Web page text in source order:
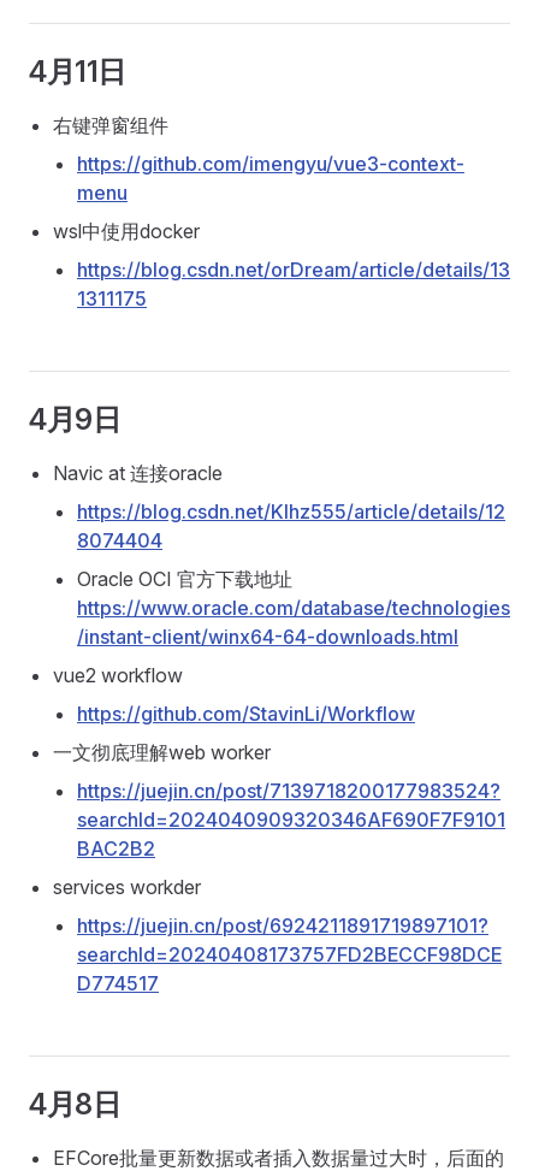
4月11日
右键弹窗组件
https://github.com/imengyu/vue3-context-
menu
wsl中使用docker
https://blog.csdn.net/orDream/article/details/13
1311175
4月9日
Navic at 连接oracle
https://blog.csdn.net/Klhz555/article/details/12
8074404
Oracle OCI 官方下载地址
https://www.oracle.com/database/technologies
/instant-client/winx64-64-downloads.html
vue2 workflow
https://github.com/StavinLi/Workflow
一文彻底理解web worker
https://juejin.cn/post/7139718200177983524?
searchId=2024040909320346AF690F7F9101
BAC2B2
services workder
https://juejin.cn/post/6924211891719897101?
searchId=20240408173757FD2BECCF98DCE
D774517
4月8日
EFCore批量更新数据或者插入数据量过大时，后面的